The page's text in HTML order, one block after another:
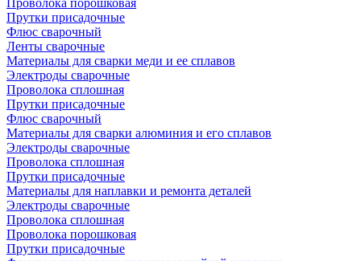
Проволока порошковая
Прутки присадочные
Флюс сварочный
Ленты сварочные
Материалы для сварки меди и ее сплавов
Электроды сварочные
Проволока сплошная
Прутки присадочные
Флюс сварочный
Материалы для сварки алюминия и его сплавов
Электроды сварочные
Проволока сплошная
Прутки присадочные
Материалы для наплавки и ремонта деталей
Электроды сварочные
Проволока сплошная
Проволока порошковая
Прутки присадочные